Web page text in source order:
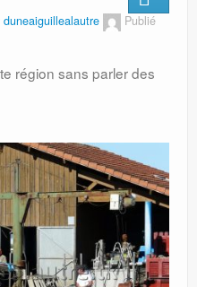
duneaiguillealautre
Publié
région sans parler des